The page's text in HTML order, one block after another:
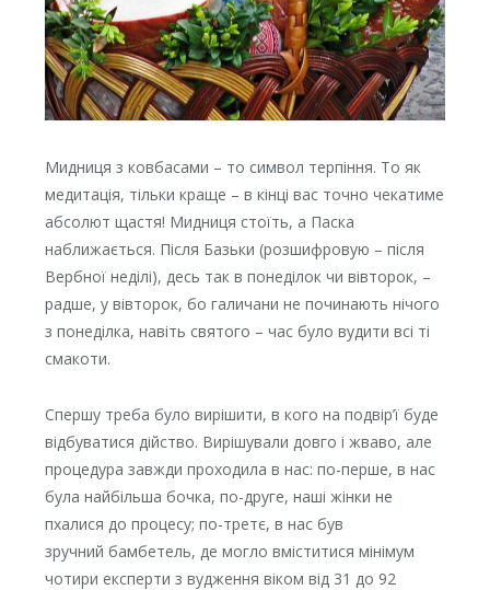
Мидниця з ковбасами – то символ терпіння. То як
медитація, тільки краще – в кінці вас точно чекатиме
абсолют щастя! Мидниця стоїть, а Паска
наближається. Після Базьки (розшифровую – після
Вербної неділі), десь так в понеділок чи вівторок, –
радше, у вівторок, бо галичани не починають нічого
з понеділка, навіть святого – час було вудити всі ті
смакоти.
Спершу треба було вирішити, в кого на подвір’ї буде
відбуватися дійство. Вирішували довго і жваво, але
процедура завжди проходила в нас: по-перше, в нас
була найбільша бочка, по-друге, наші жінки не
пхалися до процесу; по-третє, в нас був
зручний бамбетель, де могло вміститися мінімум
чотири експерти з вудження віком від 31 до 92